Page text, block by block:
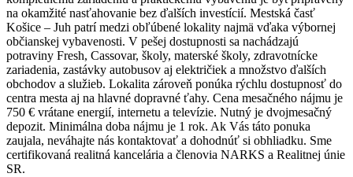
na okamžité nasťahovanie bez ďalších investícií. Mestská časť
Košice – Juh patrí medzi obľúbené lokality najmä vďaka výbornej
občianskej vybavenosti. V pešej dostupnosti sa nachádzajú
potraviny Fresh, Cassovar, školy, materské školy, zdravotnícke
zariadenia, zastávky autobusov aj električiek a množstvo ďalších
obchodov a služieb. Lokalita zároveň ponúka rýchlu dostupnosť do
centra mesta aj na hlavné dopravné ťahy. Cena mesačného nájmu je
750 € vrátane energií, internetu a televízie. Nutný je dvojmesačný
depozit. Minimálna doba nájmu je 1 rok. Ak Vás táto ponuka
zaujala, neváhajte nás kontaktovať a dohodnúť si obhliadku. Sme
certifikovaná realitná kancelária a členovia NARKS a Realitnej únie
SR.